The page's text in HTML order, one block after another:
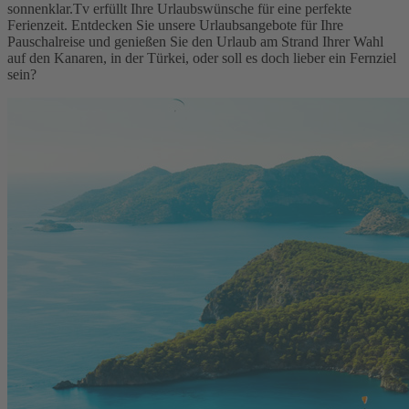
sonnenklar.Tv erfüllt Ihre Urlaubswünsche für eine perfekte
Ferienzeit. Entdecken Sie unsere Urlaubsangebote für Ihre
Pauschalreise und genießen Sie den Urlaub am Strand Ihrer Wahl
auf den Kanaren, in der Türkei, oder soll es doch lieber ein Fernziel
sein?